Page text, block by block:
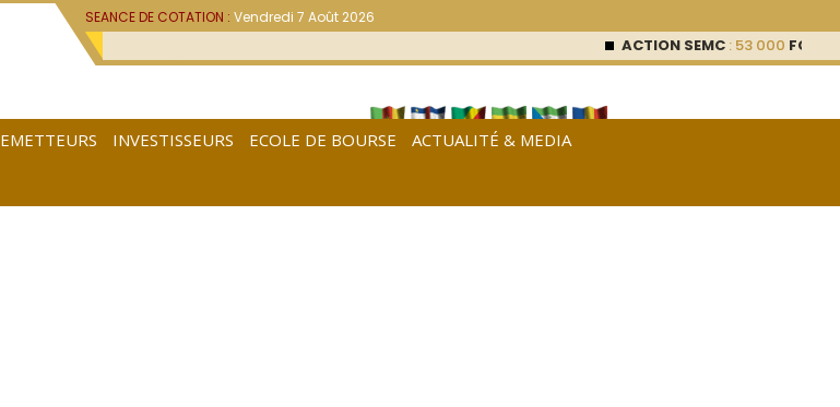
SEANCE DE COTATION :Vendredi 7 Août 2026
ACTION SEMC: 53 000FCFA (0
EMETTEURS INVESTISSEURS ECOLE DE BOURSE
ACTUALITÉ & MEDIA